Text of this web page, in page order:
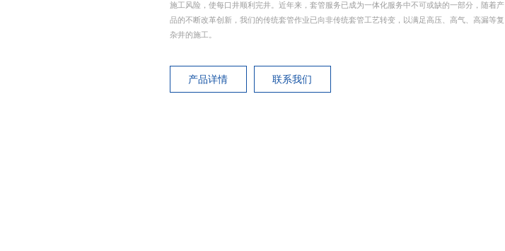
施工风险，使每口井顺利完井。近年来，套管服务已成为一体化服务中不可或缺的一部分，随着产
品的不断改革创新，我们的传统套管作业已向非传统套管工艺转变，以满足高压、高气、高漏等复
杂井的施工。
产品详情 联系我们